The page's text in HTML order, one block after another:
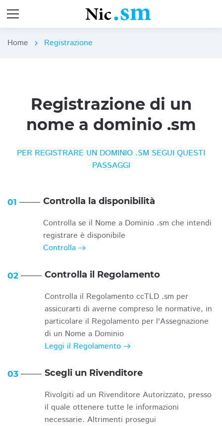
Home chevron_right Registrazione
Registrazione di un
nome a dominio .sm
PER REGISTRARE UN DOMINIO .SM SEGUI QUESTI
PASSAGGI
01 Controlla la disponibilità
Controlla se il Nome a Dominio .sm che intendi
registrare è disponibile
Controlla
02 Controlla il Regolamento
Controlla il Regolamento ccTLD .sm per
assicurarti di averne compreso le normative, in
particolare il Regolamento per l'Assegnazione
di un Nome a Dominio
Leggi il Regolamento
03 Scegli un Rivenditore
Rivolgiti ad un Rivenditore Autorizzato, presso
il quale ottenere tutte le informazioni
necessarie. Altrimenti prosegui